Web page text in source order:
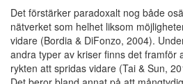
Det förstärker paradoxalt nog både
nätverket som helhet liksom
vidare (Bordia & DiFonzo, 2004).
andra typer av kriser finns det framför
rykten att spridas vidare (Tai & Sun,